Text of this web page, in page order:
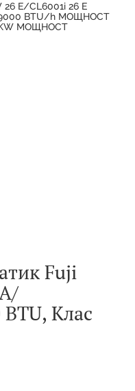
E/CL6001i 26 E
BTU/h МОЩНОСТ
МОЩНОСТ
Fuji
Клас